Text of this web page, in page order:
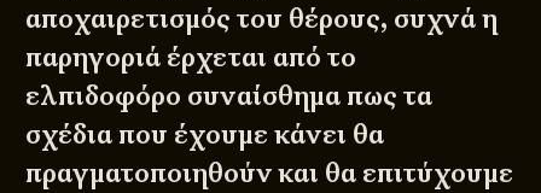
αποχαιρετισμός του θέρους, συχνά η
παρηγοριά έρχεται από το
ελπιδοφόρο συναίσθημα πως τα
σχέδια που έχουμε κάνει θα
πραγματοποιηθούν και θα επιτύχουμε